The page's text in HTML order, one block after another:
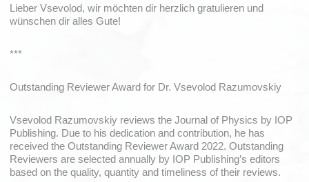
Lieber Vsevolod, wir möchten dir herzlich gratulieren und
wünschen dir alles Gute!
***
Outstanding Reviewer Award for Dr. Vsevolod Razumovskiy
Vsevolod Razumovskiy reviews the Journal of Physics by IOP
Publishing. Due to his dedication and contribution, he has
received the Outstanding Reviewer Award 2022. Outstanding
Reviewers are selected annually by IOP Publishing’s editors
based on the quality, quantity and timeliness of their reviews.